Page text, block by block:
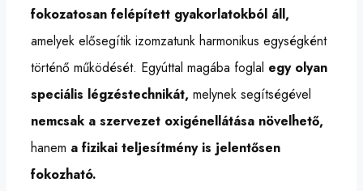
fokozatosan felépített gyakorlatokból áll,
amelyek elősegítik izomzatunk harmonikus egységként
történő működését. Egyúttal magába foglal egy olyan
speciális légzéstechnikát, melynek segítségével
nemcsak a szervezet oxigénellátása növelhető,
hanem a fizikai teljesítmény is jelentősen
fokozható.